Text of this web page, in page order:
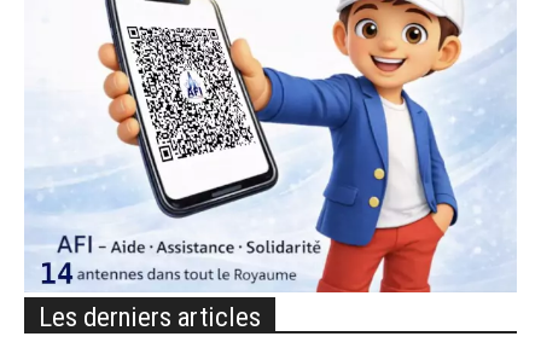
Les derniers articles